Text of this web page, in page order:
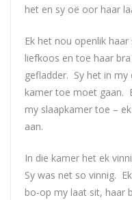
het en sy oë oor haar
Ek het nou openlik
liefkoos en toe haar
gefladder. Sy het in
kamer toe moet gaan.
my slaapkamer toe –
aan.
In die kamer het ek
Sy was net so vinnig.
bo-op my laat sit, haar